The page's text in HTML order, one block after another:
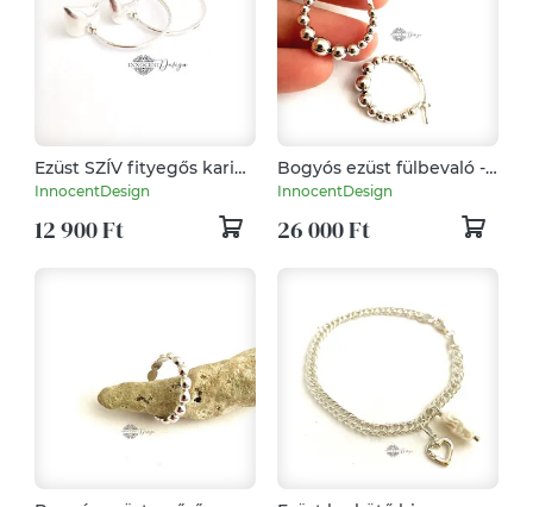
Ezüst SZÍV fityegős karika
fülbevaló
InnocentDesign
12 900 Ft
Bogyós ezüst fülbevaló -
minimalista -
természetes
InnocentDesign
26 000 Ft